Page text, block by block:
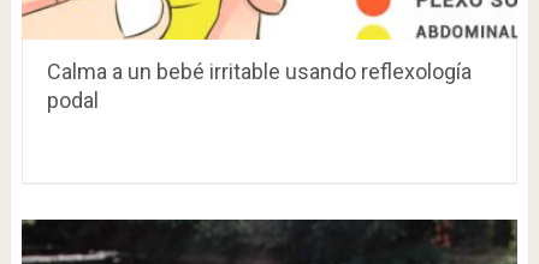
Calma a un bebé irritable usando reflexología
podal